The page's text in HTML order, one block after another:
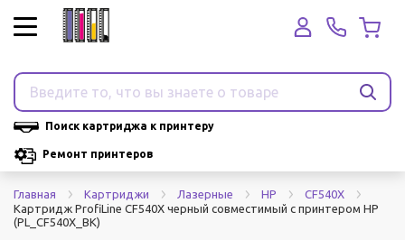
Поиск картриджа к принтеру
Ремонт принтеров
Главная Картриджи Лазерные HP
CF540X
Картридж ProfiLine CF540X черный совместимый с принтером HP
(PL_CF540X_BK)